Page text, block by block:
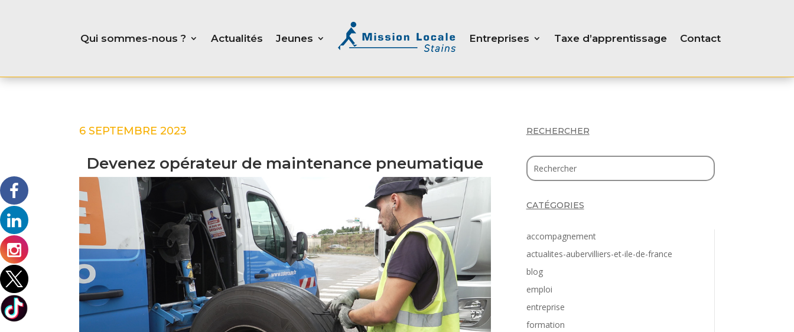
Qui sommes-nous ? Actualités Jeunes Entreprises Taxe d’apprentissage Contact
6 SEPTEMBRE 2023
Devenez opérateur de maintenance pneumatique
RECHERCHER
CATÉGORIES
accompagnement
actualites-aubervilliers-et-ile-de-france
blog
emploi
entreprise
formation